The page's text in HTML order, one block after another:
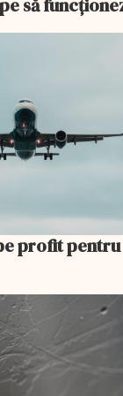
profit